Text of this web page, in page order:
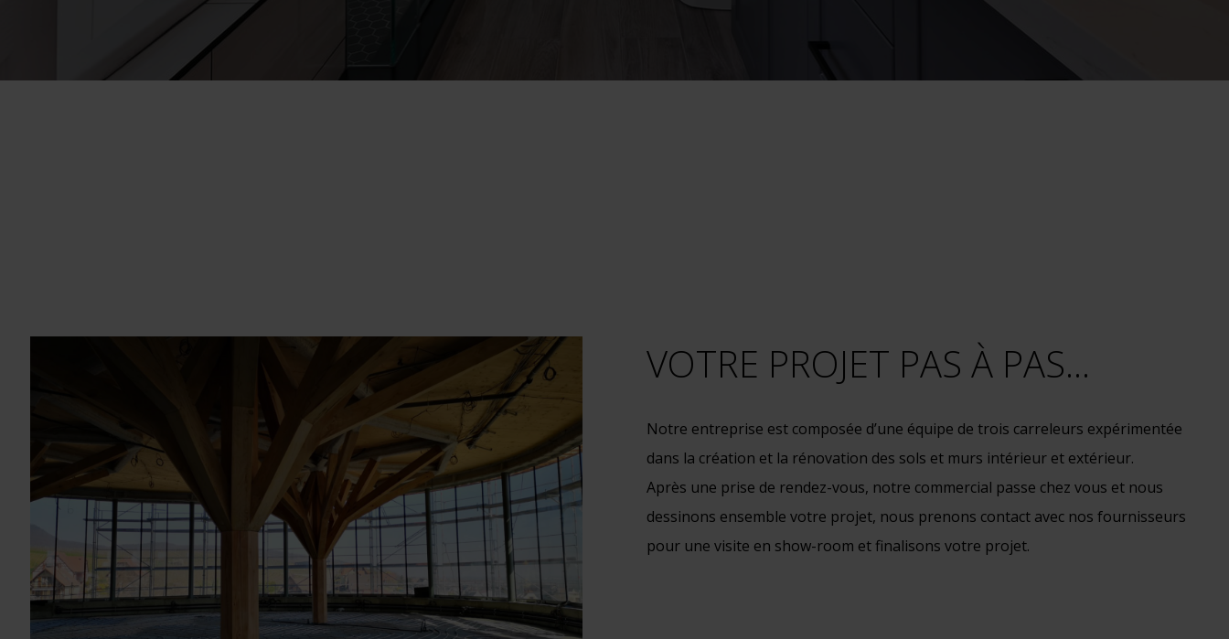
VOTRE PROJET PAS À PAS...
Notre entreprise est composée d’une équipe de trois carreleurs expérimentée
dans la création et la rénovation des sols et murs intérieur et extérieur.
Après une prise de rendez-vous, notre commercial passe chez vous et nous
dessinons ensemble votre projet, nous prenons contact avec nos fournisseurs
pour une visite en show-room et finalisons votre projet.